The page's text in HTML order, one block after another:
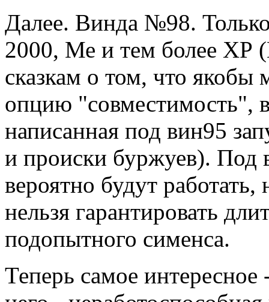
Далее. Винда №98.
2000, Ме и тем более ХР
сказкам о том, что якобы
опцию "совместимость",
написанная под вин95
и происки буржуев). Под
вероятно будут
нельзя гарантировать
подопытного сименса.
Теперь самое